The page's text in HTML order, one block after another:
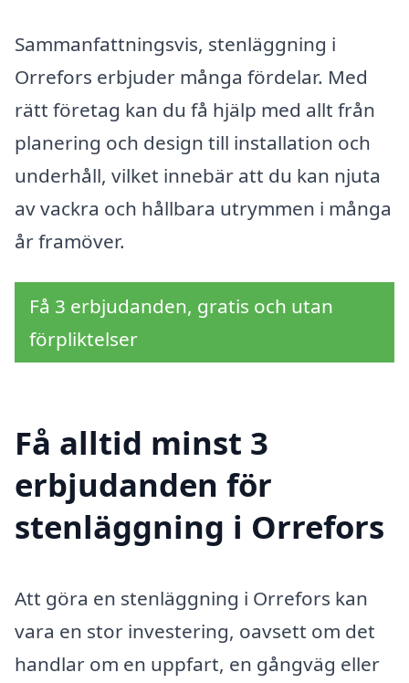
Sammanfattningsvis, stenläggning i
Orrefors erbjuder många fördelar. Med
rätt företag kan du få hjälp med allt från
planering och design till installation och
underhåll, vilket innebär att du kan njuta
av vackra och hållbara utrymmen i många
år framöver.
Få 3 erbjudanden, gratis och utan
förpliktelser
Få alltid minst 3
erbjudanden för
stenläggning i Orrefors
Att göra en stenläggning i Orrefors kan
vara en stor investering, oavsett om det
handlar om en uppfart, en gångväg eller